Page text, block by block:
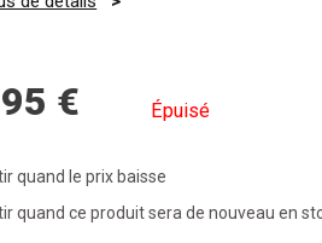
€ Épuisé
quand le prix baisse
quand ce produit sera de nouveau en